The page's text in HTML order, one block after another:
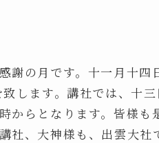
謝の月です。十一月十四
します。講社では、十
からとなります。皆様も
社、大神様も、出雲大社